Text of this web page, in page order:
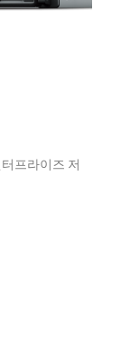
프라이즈 저